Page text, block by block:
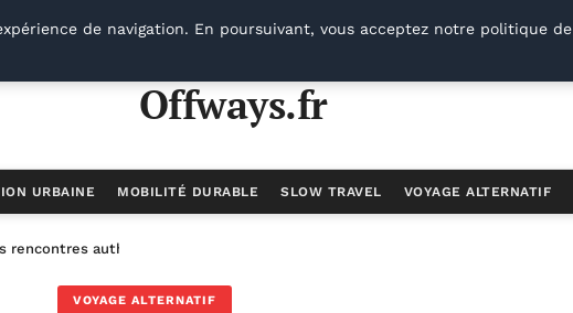
Offways.fr
URBAINE MOBILITÉ DURABLE SLOW TRAVEL VOYAGE ALTERNATIF
rencontres authentiques
VOYAGE ALTERNATIF
de navigation. En poursuivant, vous acceptez notre politique de